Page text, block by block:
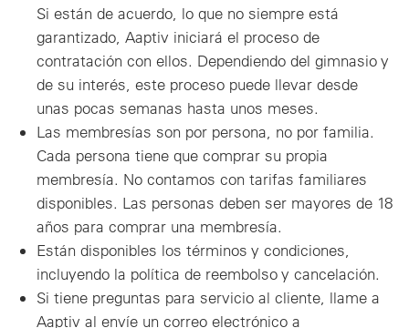
Si están de acuerdo, lo que no siempre está
garantizado, Aaptiv iniciará el proceso de
contratación con ellos. Dependiendo del gimnasio y
de su interés, este proceso puede llevar desde
unas pocas semanas hasta unos meses.
Las membresías son por persona, no por familia.
Cada persona tiene que comprar su propia
membresía. No contamos con tarifas familiares
disponibles. Las personas deben ser mayores de 18
años para comprar una membresía.
Están disponibles los términos y condiciones,
incluyendo la política de reembolso y cancelación.
Si tiene preguntas para servicio al cliente, llame a
Aaptiv al envíe un correo electrónico a